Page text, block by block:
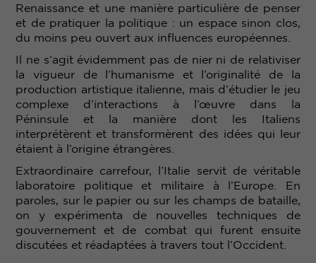
Renaissance et une manière particulière de penser
et de pratiquer la politique : un espace sinon clos,
du moins peu ouvert aux influences européennes.
Il ne s’agit évidemment pas de nier ni de relativiser
la vigueur de l’humanisme et l’originalité de la
production artistique italienne, mais d’étudier le jeu
complexe d’interactions à l’œuvre dans la
Péninsule et la manière dont les Italiens
interprétèrent et transformèrent des idées qui leur
étaient à l’origine étrangères.
Extraordinaire carrefour, l’Italie servit de véritable
laboratoire politique et militaire à l’Europe. En
paroles, sur le papier ou sur les champs de bataille,
on y expérimenta de nouvelles techniques de
gouvernement et de combat qui furent ensuite
discutées et réadaptées à travers tout l’Occident.